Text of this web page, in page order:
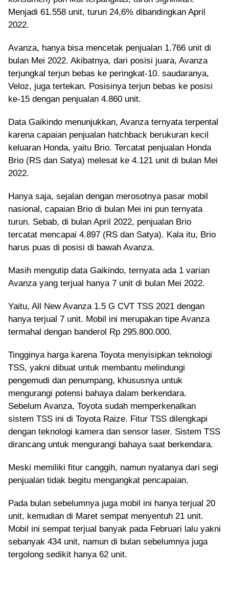
Menjadi 61.558 unit, turun 24,6% dibandingkan April
2022.
Avanza, hanya bisa mencetak penjualan 1.766 unit di
bulan Mei 2022. Akibatnya, dari posisi juara, Avanza
terjungkal terjun bebas ke peringkat-10. saudaranya,
Veloz, juga tertekan. Posisinya terjun bebas ke posisi
ke-15 dengan penjualan 4.860 unit.
Data Gaikindo menunjukkan, Avanza ternyata terpental
karena capaian penjualan hatchback berukuran kecil
keluaran Honda, yaitu Brio. Tercatat penjualan Honda
Brio (RS dan Satya) melesat ke 4.121 unit di bulan Mei
2022.
Hanya saja, sejalan dengan merosotnya pasar mobil
nasional, capaian Brio di bulan Mei ini pun ternyata
turun. Sebab, di bulan April 2022, penjualan Brio
tercatat mencapai 4.897 (RS dan Satya). Kala itu, Brio
harus puas di posisi di bawah Avanza.
Masih mengutip data Gaikindo, ternyata ada 1 varian
Avanza yang terjual hanya 7 unit di bulan Mei 2022.
Yaitu, All New Avanza 1.5 G CVT TSS 2021 dengan
hanya terjual 7 unit. Mobil ini merupakan tipe Avanza
termahal dengan banderol Rp 295.800.000.
Tingginya harga karena Toyota menyisipkan teknologi
TSS, yakni dibuat untuk membantu melindungi
pengemudi dan penumpang, khususnya untuk
mengurangi potensi bahaya dalam berkendara.
Sebelum Avanza, Toyota sudah memperkenalkan
sistem TSS ini di Toyota Raize. Fitur TSS dilengkapi
dengan teknologi kamera dan sensor laser. Sistem TSS
dirancang untuk mengurangi bahaya saat berkendara.
Meski memiliki fitur canggih, namun nyatanya dari segi
penjualan tidak begitu mengangkat pencapaian.
Pada bulan sebelumnya juga mobil ini hanya terjual 20
unit, kemudian di Maret sempat menyentuh 21 unit.
Mobil ini sempat terjual banyak pada Februari lalu yakni
sebanyak 434 unit, namun di bulan sebelumnya juga
tergolong sedikit hanya 62 unit.